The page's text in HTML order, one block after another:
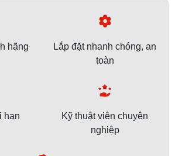
hãng
Lắp đặt nhanh chóng, an
toàn
hạn
Kỹ thuật viên chuyên
nghiệp